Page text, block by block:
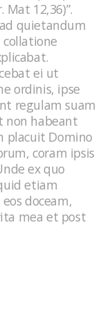
Mat 12,36)”.
quietandum
ei ut
ordinis, ipse
regulam suam
non habeant
placuit Domino
coram ipsis
ex quo
etiam
doceam,
mea et post